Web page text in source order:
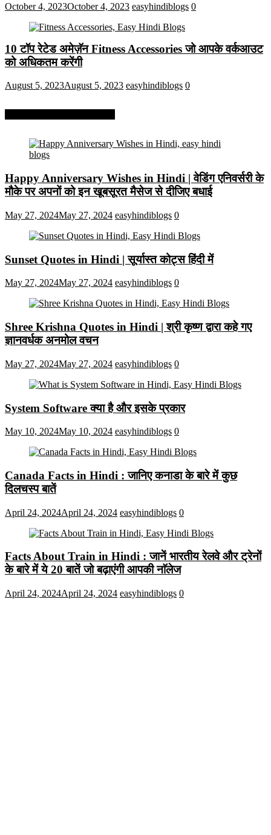
October 4, 2023October 4, 2023 easyhindiblogs 0
10 टॉप रेटेड अमेज़ॅन Fitness Accessories जो आपके वर्कआउट
को अधिकतम करेंगी
August 5, 2023August 5, 2023 easyhindiblogs 0
Happy Anniversary Wishes in Hindi | वेडिंग एनिवर्सरी के
मौके पर अपनों को इन खूबसूरत मैसेज से दीजिए बधाई
May 27, 2024May 27, 2024 easyhindiblogs 0
Sunset Quotes in Hindi | सूर्यास्त कोट्स हिंदी में
May 27, 2024May 27, 2024 easyhindiblogs 0
Shree Krishna Quotes in Hindi | श्री कृष्ण द्वारा कहे गए
ज्ञानवर्धक अनमोल वचन
May 27, 2024May 27, 2024 easyhindiblogs 0
System Software क्या है और इसके प्रकार
May 10, 2024May 10, 2024 easyhindiblogs 0
Canada Facts in Hindi : जानिए कनाडा के बारे में कुछ
दिलचस्प बातें
April 24, 2024April 24, 2024 easyhindiblogs 0
Facts About Train in Hindi : जानें भारतीय रेलवे और ट्रेनों
के बारे में ये 20 बातें जो बढ़ाएंगी आपकी नाॅलेज
April 24, 2024April 24, 2024 easyhindiblogs 0